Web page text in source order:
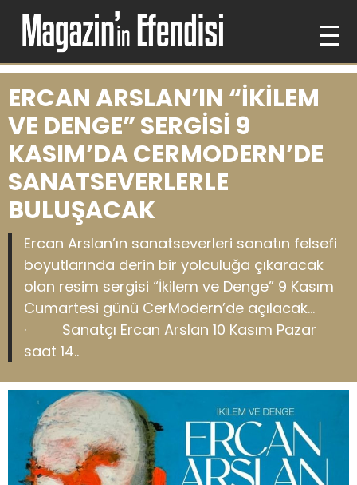
ERCAN ARSLAN’IN “İKİLEM
VE DENGE” SERGİSİ 9
KASIM’DA CERMODERN’DE
SANATSEVERLERLE
BULUŞACAK
Ercan Arslan’ın sanatseverleri sanatın felsefi
boyutlarında derin bir yolculuğa çıkaracak
olan resim sergisi “İkilem ve Denge” 9 Kasım
Cumartesi günü CerModern’de açılacak…
· Sanatçı Ercan Arslan 10 Kasım Pazar
saat 14..